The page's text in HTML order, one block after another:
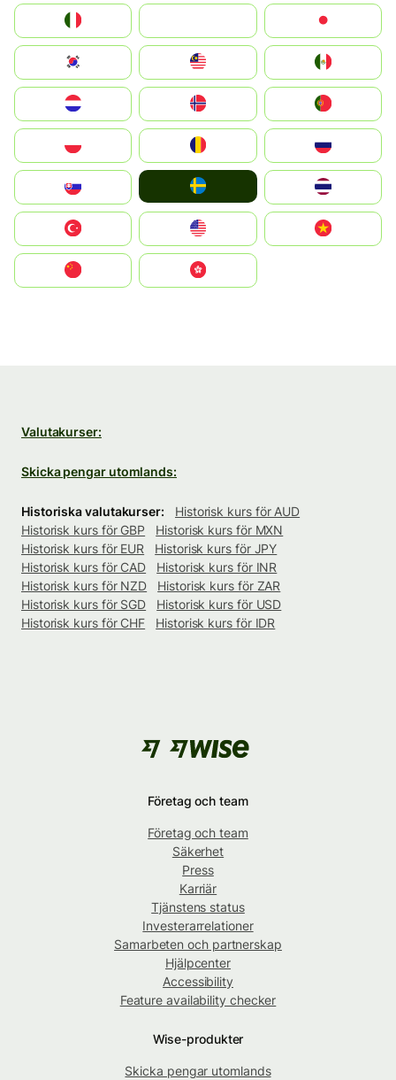
South Korea
United States
中國香港特別行政區
Valutakurser:
Skicka pengar utomlands:
Historiska valutakurser:
Historisk kurs för AUD
Historisk kurs för GBP
Historisk kurs för MXN
Historisk kurs för EUR
Historisk kurs för JPY
Historisk kurs för CAD
Historisk kurs för INR
Historisk kurs för NZD
Historisk kurs för ZAR
Historisk kurs för SGD
Historisk kurs för USD
Historisk kurs för CHF
Historisk kurs för IDR
Företag och team
Företag och team
Säkerhet
Press
Karriär
Tjänstens status
Investerarrelationer
Samarbeten och partnerskap
Hjälpcenter
Accessibility
Feature availability checker
Wise-produkter
Skicka pengar utomlands